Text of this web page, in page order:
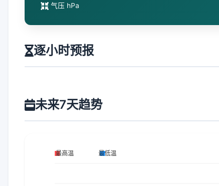
气压 hPa
逐小时预报
未来7天趋势